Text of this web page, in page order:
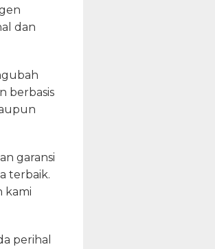
dan
berbasis
garansi
terbaik.
kami
perihal